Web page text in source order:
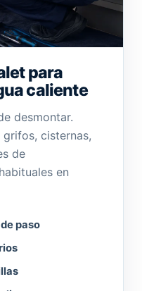
para
caliente
desmontar.
cisternas,
de
en
paso